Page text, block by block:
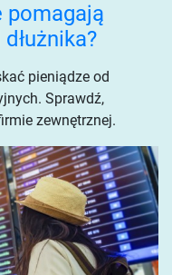
pomagają
pieniądze od
Sprawdź,
zewnętrznej.